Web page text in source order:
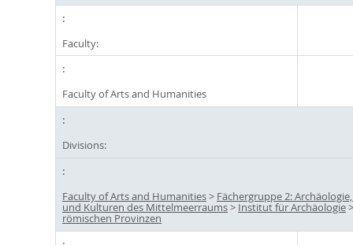
Faculty:
Faculty of Arts and Humanities
Divisions:
Faculty of Arts and Humanities> Fächergruppe 2:
und Kulturen des Mittelmeerraums> Institut für Archäologie
römischen Provinzen